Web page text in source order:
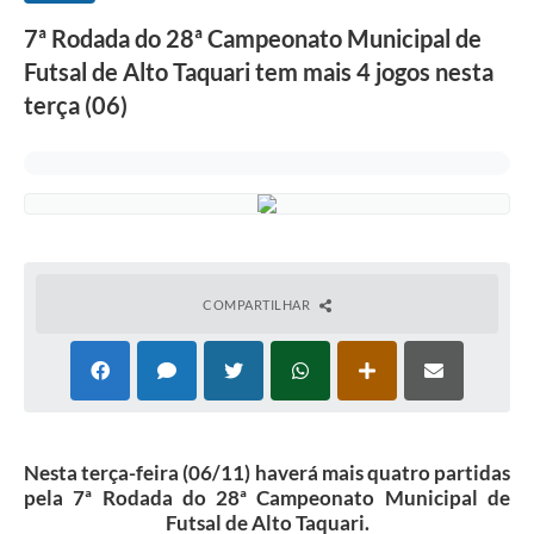
7ª Rodada do 28ª Campeonato Municipal de
Futsal de Alto Taquari tem mais 4 jogos nesta
terça (06)
COMPARTILHAR
Nesta terça-feira (06/11) haverá mais quatro partidas
pela 7ª Rodada do 28ª Campeonato Municipal de
Futsal de Alto Taquari.